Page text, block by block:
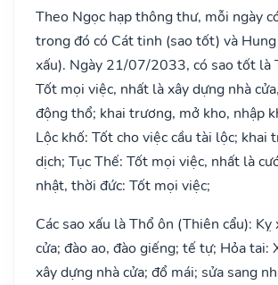
Theo Ngọc hạp thông thư, mỗi ngày
trong đó có Cát tinh (sao tốt) và
xấu). Ngày 21/07/2033, có sao tốt là
Tốt mọi việc, nhất là xây dựng nhà
động thổ; khai trương, mở kho, nhập
Lộc khố: Tốt cho việc cầu tài lộc; khai
dịch; Tục Thế: Tốt mọi việc, nhất là
nhật, thời đức: Tốt mọi việc;
Các sao xấu là Thổ ôn (Thiên cẩu): Kỵ
cửa; đào ao, đào giếng; tế tự; Hỏa tai:
xây dựng nhà cửa; đổ mái; sửa sang